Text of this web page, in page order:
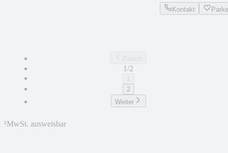
Kontakt
1/2
2
Weiter
¹MwSt. ausweisbar